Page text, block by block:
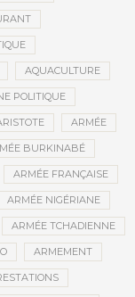
AQUACULTURE
POLITIQUE
ARMÉE
BURKINABÉ
ARMÉE FRANÇAISE
ARMÉE NIGÉRIANE
ARMÉE TCHADIENNE
ARMEMENT